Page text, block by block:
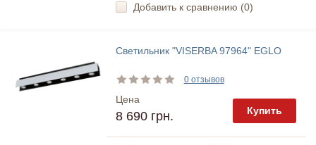
Добавить к сравнению (0)
Светильник "VISERBA 97964" EGLO
0 отзывов
Цена
8 690 грн. Купить